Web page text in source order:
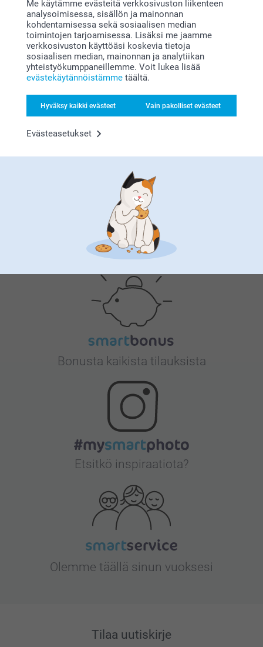
Me käytämme evästeitä verkkosivuston liikenteen
analysoimisessa, sisällön ja mainonnan
kohdentamisessa sekä sosiaalisen median
toimintojen tarjoamisessa. Lisäksi me jaamme
verkkosivuston käyttöäsi koskevia tietoja
sosiaalisen median, mainonnan ja analytiikan
yhteistyökumppaneillemme. Voit lukea lisää
evästekäytännöistämme täältä.
Hyväksy kaikki evästeet Vain pakolliset evästeet
Evästeasetukset
Persoonalliset lahjat ovat täydellinen tapa näyttää tärkeälle
ihmiselle, kuinka paljon he sinulle merkitsevät. Harkittu ja
uniikki lahja saa vastaanottajan tuntemaan itsensä
erityiseksi. Iästä ja kiinnostuksen kohteista riip…
Miksismartphoto?
Tyytyväisyystakuu
Bonusta kaikista tilauksista
Etsitkö inspiraatiota?
Olemme täällä sinun vuoksesi
Tilaa uutiskirje